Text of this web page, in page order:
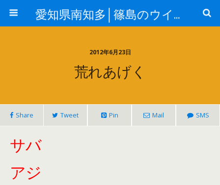
愛知県南知多│篠島のウイングはジギング&エギングガイドの釣り船（ルアー船）です
2012年6月23日
荒れあげく
Share Tweet Pin Mail SMS
サバ
アジ